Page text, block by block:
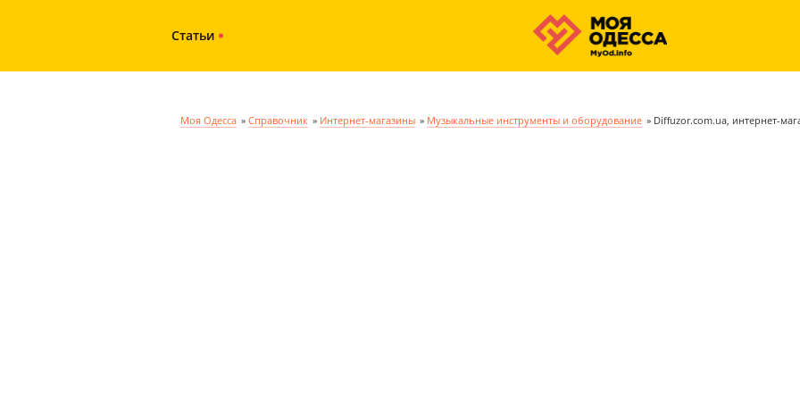
Статьи
Моя Одесса » Справочник » Интернет-магазины » Музыкальные инструменты и оборудование » Diffuzor.com.ua, интернет-